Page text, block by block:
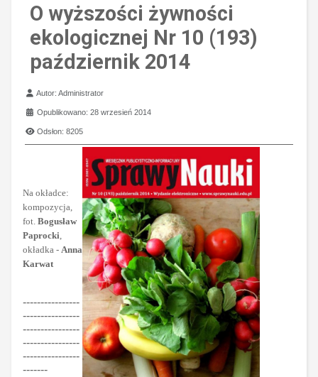
O wyższości żywności
ekologicznej Nr 10 (193)
październik 2014
Szczegóły
Autor:Administrator
Opublikowano: 28 wrzesień 2014
Odsłon: 8205
Na okładce:
kompozycja,
fot. Bogusław
Paprocki,
okładka - Anna
Karwat
----------------
----------------
----------------
----------------
----------------
-------